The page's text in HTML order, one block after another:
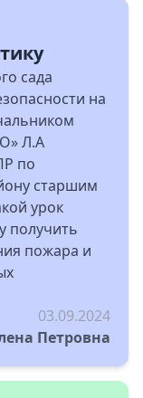
сада
на
Л.А
по
старшим
урок
получить
пожара и
03.09.2024
Петровна